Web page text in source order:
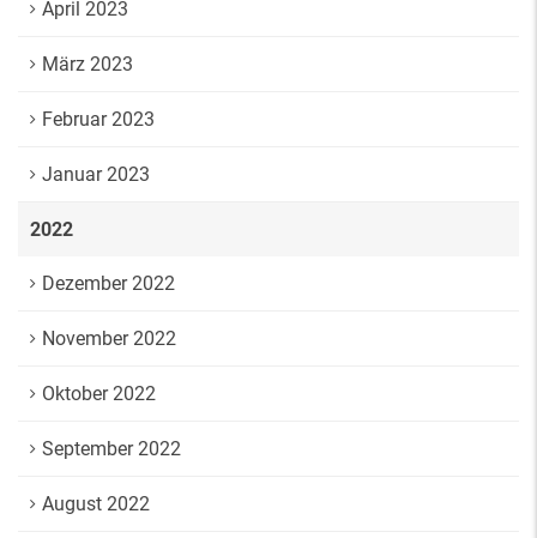
April 2023
März 2023
Februar 2023
Januar 2023
2022
Dezember 2022
November 2022
Oktober 2022
September 2022
August 2022